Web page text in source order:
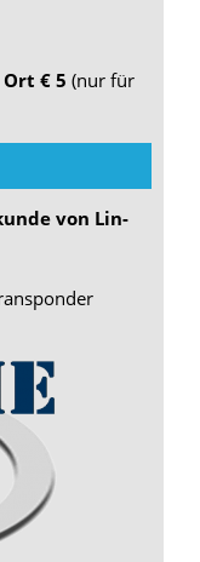
€ 5 (nur für
von Lin-